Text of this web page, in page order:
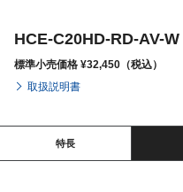
HCE-C20HD-RD-AV-W
標準小売価格 ¥32,450（税込）
取扱説明書
特長